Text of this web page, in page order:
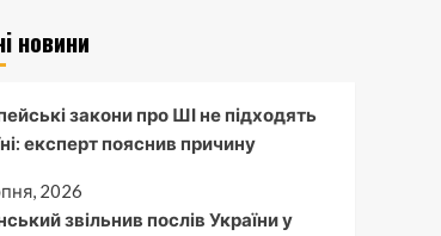
новини
закони про ШІ не підходять
експерт пояснив причину
2026
звільнив послів України у